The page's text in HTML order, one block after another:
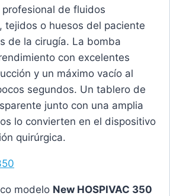
de fluidos
tejidos o huesos del paciente
de la cirugía. La bomba
con excelentes
y un máximo vacío al
segundos. Un tablero de
junto con una amplia
lo convierten en el dispositivo
quirúrgica.
modelo New HOSPIVAC 350